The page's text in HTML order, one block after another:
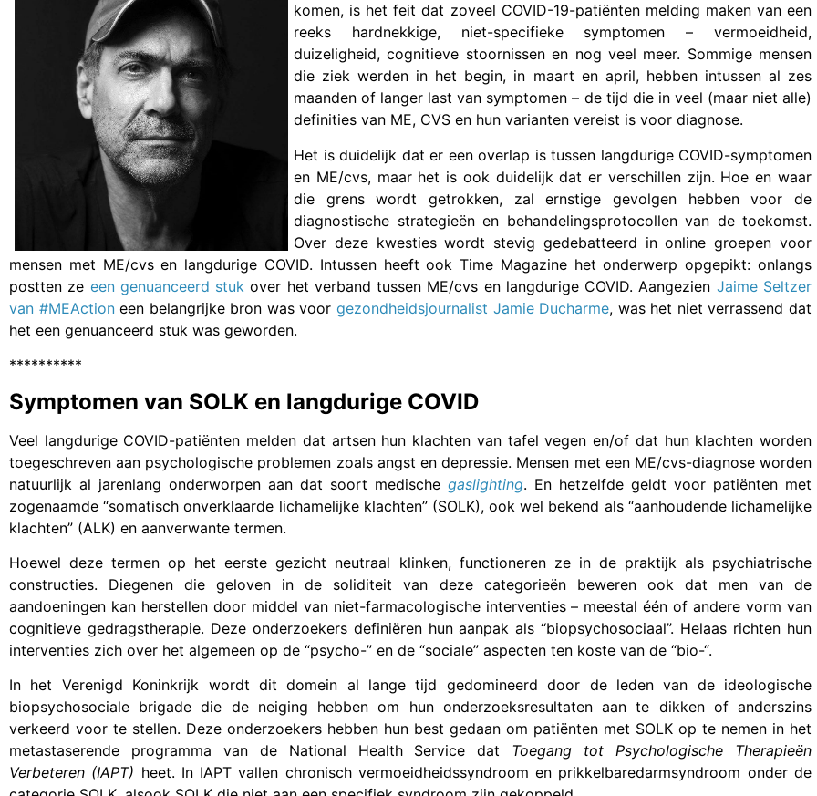
komen, is het feit dat zoveel COVID-19-patiënten melding maken van een
reeks hardnekkige, niet-specifieke symptomen – vermoeidheid,
duizeligheid, cognitieve stoornissen en nog veel meer. Sommige mensen
die ziek werden in het begin, in maart en april, hebben intussen al zes
maanden of langer last van symptomen – de tijd die in veel (maar niet alle)
definities van ME, CVS en hun varianten vereist is voor diagnose.
Het is duidelijk dat er een overlap is tussen langdurige COVID-symptomen
en ME/cvs, maar het is ook duidelijk dat er verschillen zijn. Hoe en waar
die grens wordt getrokken, zal ernstige gevolgen hebben voor de
diagnostische strategieën en behandelingsprotocollen van de toekomst.
Over deze kwesties wordt stevig gedebatteerd in online groepen voor
mensen met ME/cvs en langdurige COVID. Intussen heeft ook Time Magazine het onderwerp opgepikt: onlangs
postten ze een genuanceerd stukover het verband tussen ME/cvs en langdurige COVID. Aangezien Jaime Seltzer
van #MEActioneen belangrijke bron was voorgezondheidsjournalist Jamie Ducharme, was het niet verrassend dat
het een genuanceerd stuk was geworden.
**********
Symptomen van SOLK en langdurige COVID
Veel langdurige COVID-patiënten melden dat artsen hun klachten van tafel vegen en/of dat hun klachten worden
toegeschreven aan psychologische problemen zoals angst en depressie. Mensen met een ME/cvs-diagnose worden
natuurlijk al jarenlang onderworpen aan dat soort medische gaslighting. En hetzelfde geldt voor patiënten met
zogenaamde “somatisch onverklaarde lichamelijke klachten” (SOLK), ook wel bekend als “aanhoudende lichamelijke
klachten” (ALK) en aanverwante termen.
Hoewel deze termen op het eerste gezicht neutraal klinken, functioneren ze in de praktijk als psychiatrische
constructies. Diegenen die geloven in de soliditeit van deze categorieën beweren ook dat men van de
aandoeningen kan herstellen door middel van niet-farmacologische interventies – meestal één of andere vorm van
cognitieve gedragstherapie. Deze onderzoekers definiëren hun aanpak als “biopsychosociaal”. Helaas richten hun
interventies zich over het algemeen op de “psycho-” en de “sociale” aspecten ten koste van de “bio-“.
In het Verenigd Koninkrijk wordt dit domein al lange tijd gedomineerd door de leden van de ideologische
biopsychosociale brigade die de neiging hebben om hun onderzoeksresultaten aan te dikken of anderszins
verkeerd voor te stellen. Deze onderzoekers hebben hun best gedaan om patiënten met SOLK op te nemen in het
metastaserende programma van de National Health Service dat Toegang tot Psychologische Therapieën
Verbeteren (IAPT) heet. In IAPT vallen chronisch vermoeidheidssyndroom en prikkelbaredarmsyndroom onder de